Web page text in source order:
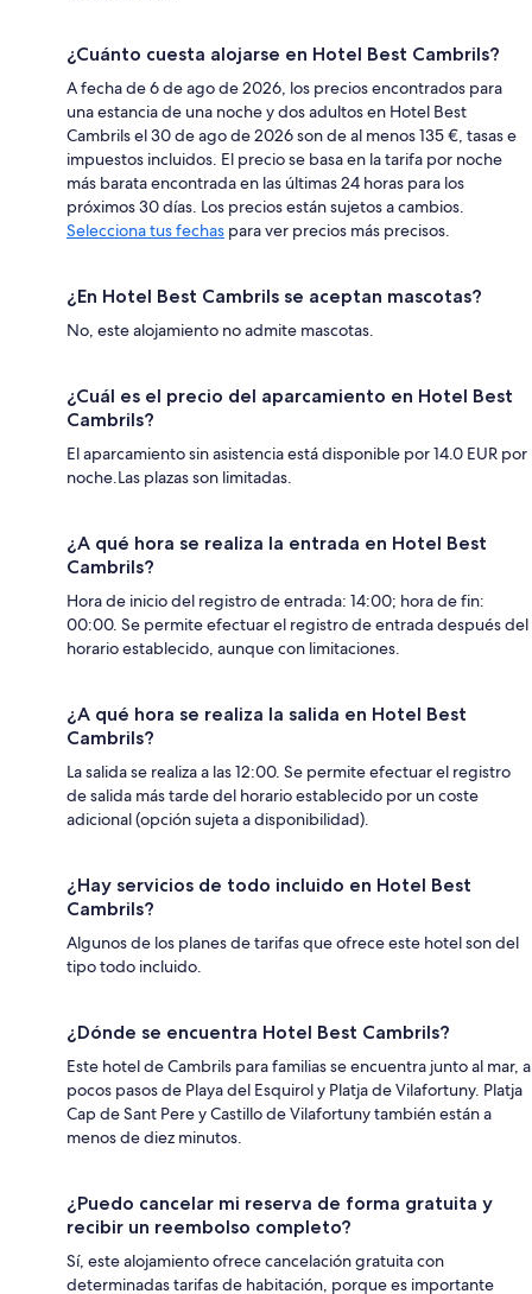
¿Cuánto cuesta alojarse en Hotel Best Cambrils?
A fecha de 6 de ago de 2026, los precios encontrados para
una estancia de una noche y dos adultos en Hotel Best
Cambrils el 30 de ago de 2026 son de al menos 135 €, tasas e
impuestos incluidos. El precio se basa en la tarifa por noche
más barata encontrada en las últimas 24 horas para los
próximos 30 días. Los precios están sujetos a cambios.
Selecciona tus fechas para ver precios más precisos.
¿En Hotel Best Cambrils se aceptan mascotas?
No, este alojamiento no admite mascotas.
¿Cuál es el precio del aparcamiento en Hotel Best
Cambrils?
El aparcamiento sin asistencia está disponible por 14.0 EUR por
noche.Las plazas son limitadas.
¿A qué hora se realiza la entrada en Hotel Best
Cambrils?
Hora de inicio del registro de entrada: 14:00; hora de fin:
00:00. Se permite efectuar el registro de entrada después del
horario establecido, aunque con limitaciones.
¿A qué hora se realiza la salida en Hotel Best
Cambrils?
La salida se realiza a las 12:00. Se permite efectuar el registro
de salida más tarde del horario establecido por un coste
adicional (opción sujeta a disponibilidad).
¿Hay servicios de todo incluido en Hotel Best
Cambrils?
Algunos de los planes de tarifas que ofrece este hotel son del
tipo todo incluido.
¿Dónde se encuentra Hotel Best Cambrils?
Este hotel de Cambrils para familias se encuentra junto al mar, a
pocos pasos de Playa del Esquirol y Platja de Vilafortuny. Platja
Cap de Sant Pere y Castillo de Vilafortuny también están a
menos de diez minutos.
¿Puedo cancelar mi reserva de forma gratuita y
recibir un reembolso completo?
Sí, este alojamiento ofrece cancelación gratuita con
determinadas tarifas de habitación, porque es importante